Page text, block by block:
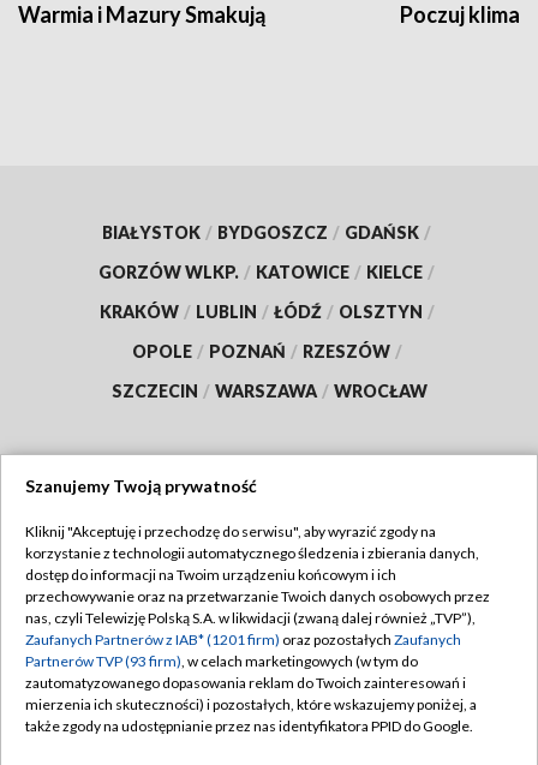
Warmia i Mazury Smakują Poczuj klimat
BIAŁYSTOK / BYDGOSZCZ / GDAŃSK /
GORZÓW WLKP. / KATOWICE / KIELCE /
KRAKÓW / LUBLIN / ŁÓDŹ / OLSZTYN /
OPOLE / POZNAŃ / RZESZÓW /
SZCZECIN / WARSZAWA / WROCŁAW
TVP
Abonament TVP
Emisja w TVP
Centrum informacji TVP
Naziemna Telewizja Cyfrowa
Regulamin TVP
Polityka prywatności
Moje zgody
Pomoc
Szanujemy Twoją prywatność
Kliknij "Akceptuję i przechodzę do serwisu", aby wyrazić zgody na
korzystanie z technologii automatycznego śledzenia i zbierania danych,
dostęp do informacji na Twoim urządzeniu końcowym i ich
przechowywanie oraz na przetwarzanie Twoich danych osobowych przez
nas, czyli Telewizję Polską S.A. w likwidacji (zwaną dalej również „TVP”),
Zaufanych Partnerów z IAB* (1201 firm) oraz pozostałych Zaufanych
Partnerów TVP (93 firm), w celach marketingowych (w tym do
zautomatyzowanego dopasowania reklam do Twoich zainteresowań i
mierzenia ich skuteczności) i pozostałych, które wskazujemy poniżej, a
także zgody na udostępnianie przez nas identyfikatora PPID do Google.